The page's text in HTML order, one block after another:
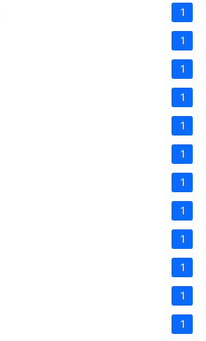
1
1
1
1
1
1
1
1
1
1
1
1